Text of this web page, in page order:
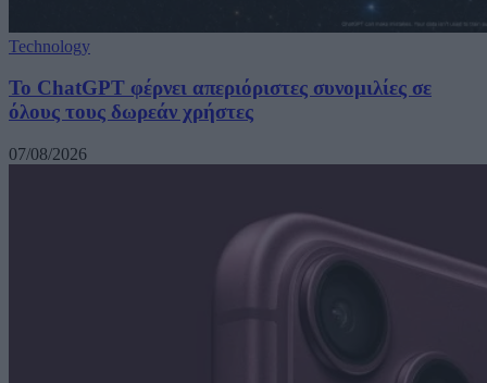
Technology
Το ChatGPT φέρνει απεριόριστες συνομιλίες σε
όλους τους δωρεάν χρήστες
07/08/2026